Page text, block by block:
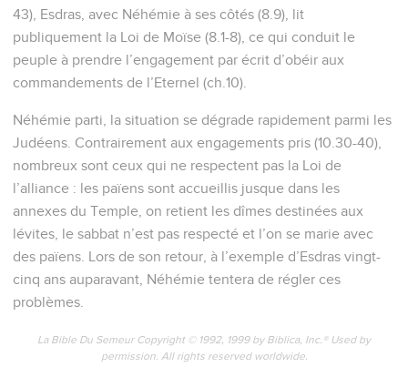
43), Esdras, avec Néhémie à ses côtés (8.9), lit
publiquement la Loi de Moïse (8.1-8), ce qui conduit le
peuple à prendre l’engagement par écrit d’obéir aux
commandements de l’Eternel (ch.10).
Néhémie parti, la situation se dégrade rapidement parmi les
Judéens. Contrairement aux engagements pris (10.30-40),
nombreux sont ceux qui ne respectent pas la Loi de
l’alliance : les païens sont accueillis jusque dans les
annexes du Temple, on retient les dîmes destinées aux
lévites, le sabbat n’est pas respecté et l’on se marie avec
des païens. Lors de son retour, à l’exemple d’Esdras vingt-
cinq ans auparavant, Néhémie tentera de régler ces
problèmes.
La Bible Du Semeur Copyright © 1992, 1999 by Biblica, Inc.® Used by
permission. All rights reserved worldwide.